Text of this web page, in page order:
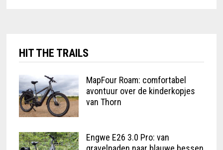
HIT THE TRAILS
MapFour Roam: comfortabel
avontuur over de kinderkopjes
van Thorn
Engwe E26 3.0 Pro: van